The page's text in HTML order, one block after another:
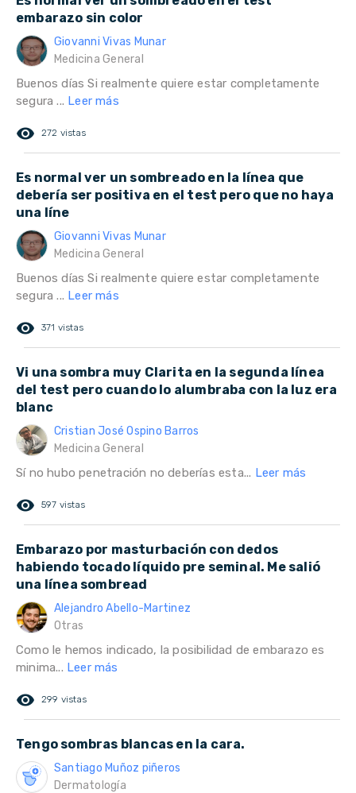
embarazo sin color
Giovanni Vivas Munar
Medicina General
Buenos días Si realmente quiere estar completamente
segura ... Leer más
remove_red_eye 272 vistas
Es normal ver un sombreado en la línea que
debería ser positiva en el test pero que no haya
una líne
Giovanni Vivas Munar
Medicina General
Buenos días Si realmente quiere estar completamente
segura ... Leer más
remove_red_eye 371 vistas
Vi una sombra muy Clarita en la segunda línea
del test pero cuando lo alumbraba con la luz era
blanc
Cristian José Ospino Barros
Medicina General
Sí no hubo penetración no deberías esta... Leer más
remove_red_eye 597 vistas
Embarazo por masturbación con dedos
habiendo tocado líquido pre seminal. Me salió
una línea sombread
Alejandro Abello-Martinez
Otras
Como le hemos indicado, la posibilidad de embarazo es
minima... Leer más
remove_red_eye 299 vistas
Tengo sombras blancas en la cara.
Santiago Muñoz piñeros
Dermatología